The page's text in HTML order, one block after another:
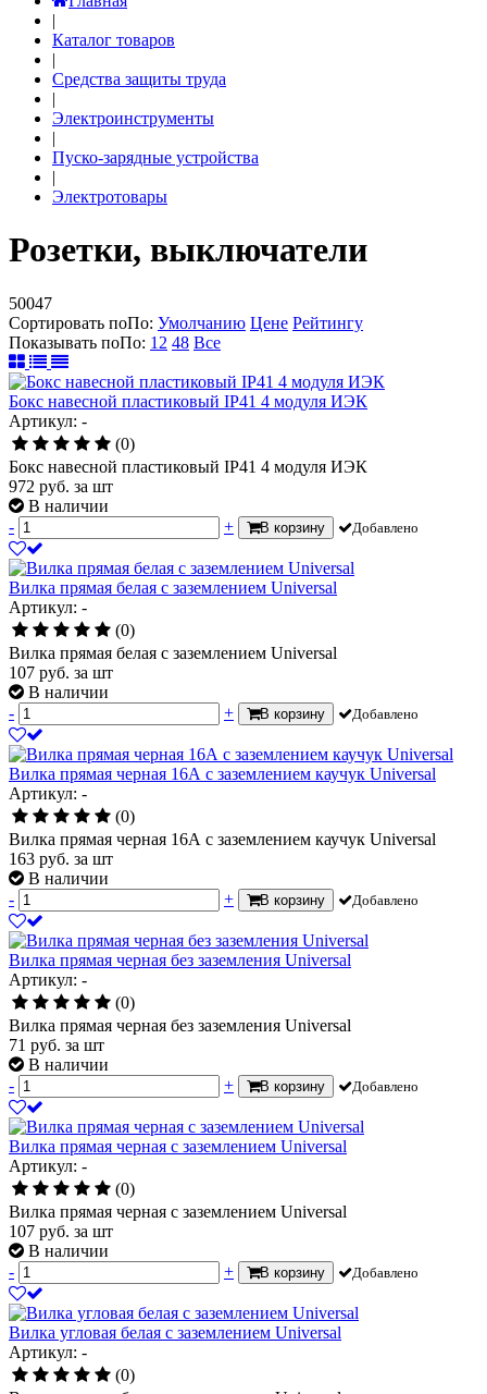
|
Каталог товаров
|
Средства защиты труда
|
Электроинструменты
|
Пуско-зарядные устройства
|
Электротовары
Розетки, выключатели
50047
Сортировать поПо: Умолчанию Цене Рейтингу
Показывать поПо: 12 48 Все
Бокс навесной пластиковый IP41 4 модуля ИЭК
Артикул: -
(0)
Бокс навесной пластиковый IP41 4 модуля ИЭК
972 руб. за шт
В наличии
-
+ В корзину Добавлено
Вилка прямая белая с заземлением Universal
Артикул: -
(0)
Вилка прямая белая с заземлением Universal
107 руб. за шт
В наличии
-
+ В корзину Добавлено
Вилка прямая черная 16А с заземлением каучук Universal
Артикул: -
(0)
Вилка прямая черная 16А с заземлением каучук Universal
163 руб. за шт
В наличии
-
+ В корзину Добавлено
Вилка прямая черная без заземления Universal
Артикул: -
(0)
Вилка прямая черная без заземления Universal
71 руб. за шт
В наличии
-
+ В корзину Добавлено
Вилка прямая черная с заземлением Universal
Артикул: -
(0)
Вилка прямая черная с заземлением Universal
107 руб. за шт
В наличии
-
+ В корзину Добавлено
Вилка угловая белая с заземлением Universal
Артикул: -
(0)